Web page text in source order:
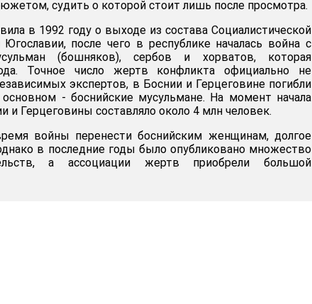
судить о которой стоит лишь после просмотра.
в 1992 году о выходе из состава Социалистической
после чего в республике началась война с
(бошняков), сербов и хорватов, которая
Точное число жертв конфликта официально не
экспертов, в Боснии и Герцеговине погибли
- боснийские мусульмане. На момент начала
и Герцеговины составляло около 4 млн человек.
войны перенести боснийским женщинам, долгое
в последние годы было опубликовано множество
а ассоциации жертв приобрели большой